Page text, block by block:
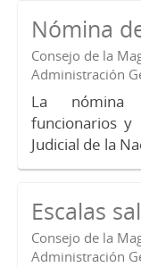
Nómina
Consejo de la
Administración
La nómina
funcionarios y
Judicial de la
Escalas
Consejo de la
Administración